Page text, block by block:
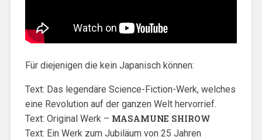
Für diejenigen die kein Japanisch können:
Text: Das legendäre Science-Fiction-Werk, welches
eine Revolution auf der ganzen Welt hervorrief.
Text: Original Werk – MASAMUNE SHIROW
Text: Ein Werk zum Jubiläum von 25 Jahren